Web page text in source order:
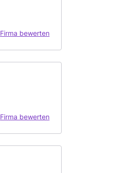
Firma bewerten
Firma bewerten